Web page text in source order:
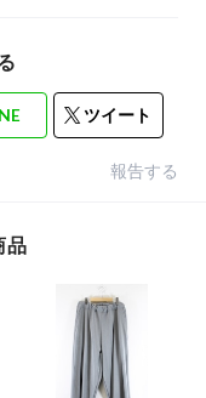
ツイート
報告する
品